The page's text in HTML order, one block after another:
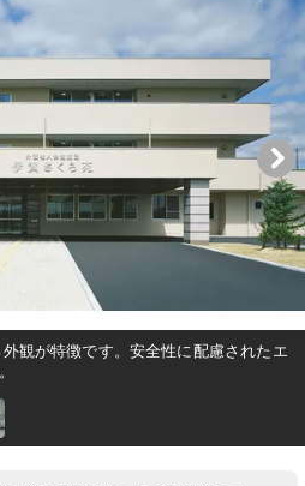
観が特徴です。安全性に配慮されたエ